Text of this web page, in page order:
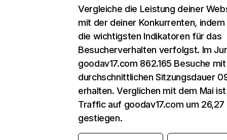
Vergleiche die Leistung deiner
mit der deiner Konkurrenten, indem
die wichtigsten Indikatoren für das
Besucherverhalten verfolgst. Im
goodav17.com 862.165 Besuche
durchschnittlichen Sitzungsdauer
erhalten. Verglichen mit dem Mai
Traffic auf goodav17.com um 26,27
gestiegen.